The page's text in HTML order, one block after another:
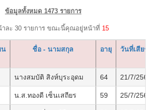
ข้อมูลทั้งหมด 1473 รายการ
าละ 30 รายการ ขณะนี้คุณอยู่หน้าที่ 15
น
ชื่อ - นามสกุล อายุ วันที่เสียชี
นางสมบัติ สิงห์บุระอุดม 64 21/7/2566
น.ส.ทองดี เซ็นเสถียร 59 25/7/2566